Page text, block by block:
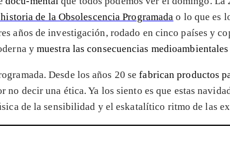
de la Obsolescencia Programada o lo que es
años de investigación, rodado en cinco países y
ymuestra las consecuencias
Desde los años 20 sefabrican productos
no decir una ética. Ya los siento es que estas
de la sensibilidad y el eskatalítico ritmo de las